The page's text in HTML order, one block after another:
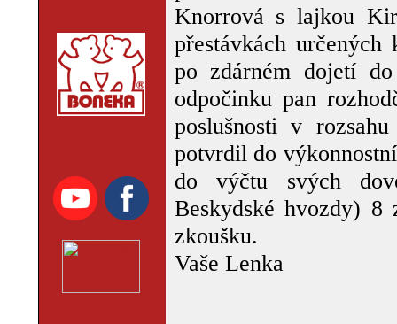
Knorrová s lajkou
přestávkách
po zdárném dojetí
odpočinku pan
poslušnosti v
potvrdil do
do výčtu svých
Beskydské hvozdy)
zkoušku.
Vaše Lenka